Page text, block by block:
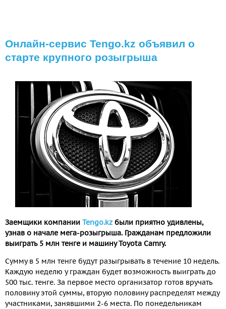
Онлайн-сервис Tengo.kz объявил о
старте крупного розыгрыша
Заемщики компании Tengo.kz были приятно удивлены,
узнав о начале мега-розыгрыша. Гражданам предложили
выиграть 5 млн тенге и машину Toyota Camry.
Сумму в 5 млн тенге будут разыгрывать в течение 10 недель.
Каждую неделю у граждан будет возможность выиграть до
500 тыс. тенге. За первое место организатор готов вручать
половину этой суммы, вторую половину распределят между
участниками, занявшими 2-6 места. По понедельникам